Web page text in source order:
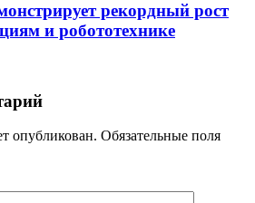
рекордный рост
и робототехнике
опубликован. Обязательные поля